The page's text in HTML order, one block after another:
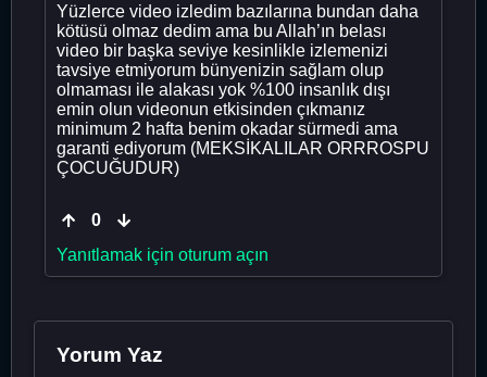
Yüzlerce video izledim bazılarına bundan daha
kötüsü olmaz dedim ama bu Allah’ın belası
video bir başka seviye kesinlikle izlemenizi
tavsiye etmiyorum bünyenizin sağlam olup
olmaması ile alakası yok %100 insanlık dışı
emin olun videonun etkisinden çıkmanız
minimum 2 hafta benim okadar sürmedi ama
garanti ediyorum (MEKSİKALILAR ORRROSPU
ÇOCUĞUDUR)
0
Yanıtlamak için oturum açın
Yorum Yaz